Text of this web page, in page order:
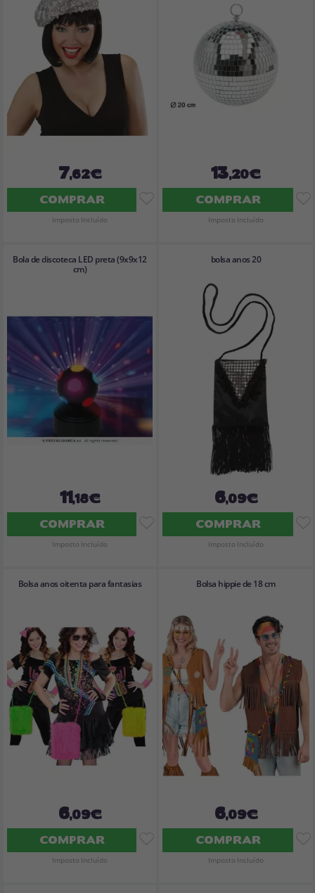
7,62€
COMPRAR
Imposto Incluído
13,20€
COMPRAR
Imposto Incluído
Bola de discoteca LED preta (9x9x12
cm)
11,18€
COMPRAR
Imposto Incluído
bolsa anos 20
6,09€
COMPRAR
Imposto Incluído
Bolsa anos oitenta para fantasias
6,09€
COMPRAR
Imposto Incluído
Bolsa hippie de 18 cm
6,09€
COMPRAR
Imposto Incluído